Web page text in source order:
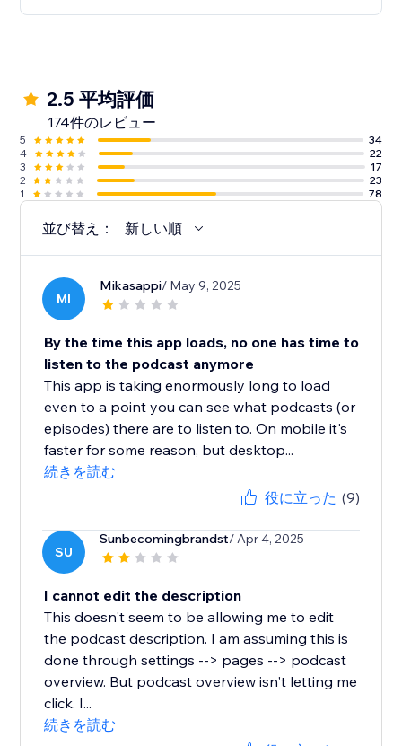
2.5 平均評価
174件のレビュー
5
34
4
22
3
17
2
23
1
78
並び替え： 新しい順
MI
Mikasappi/ May 9, 2025
By the time this app loads, no one has time to
listen to the podcast anymore
This app is taking enormously long to load
even to a point you can see what podcasts (or
episodes) there are to listen to. On mobile it's
faster for some reason, but desktop...
続きを読む
役に立った (9)
SU
Sunbecomingbrandst/ Apr 4, 2025
I cannot edit the description
This doesn't seem to be allowing me to edit
the podcast description. I am assuming this is
done through settings --> pages --> podcast
overview. But podcast overview isn't letting me
click. I...
続きを読む